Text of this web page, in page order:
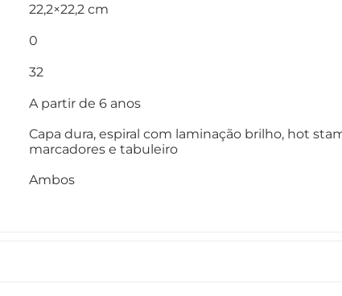
22,2×22,2 cm
0
32
A partir de 6 anos
Capa dura, espiral com laminação brilho, hot
marcadores e tabuleiro
Ambos